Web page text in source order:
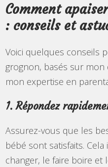
Comment
: conseils et
Voici quelques conseils
grognon, basés sur
mon expertise en
1. Répondez
Assurez-vous que les
bébé sont satisfaits.
changer, le faire boire et